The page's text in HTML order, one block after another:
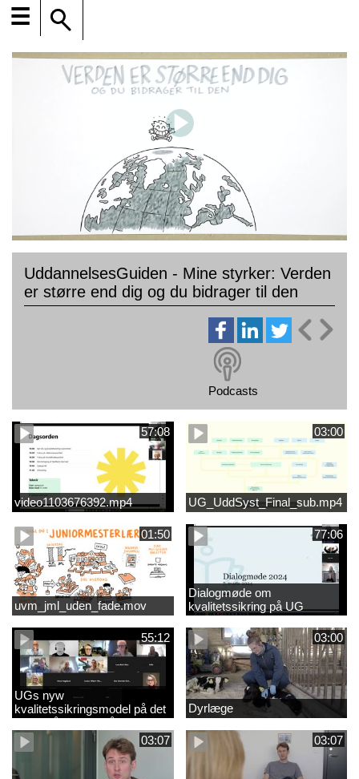
☰
UddannelsesGuiden - Mine styrker: Verden
er større end dig og du bidrager til den
Podcasts
57:08
video1103676392.mp4
03:00
UG_UddSyst_Final_sub.mp4
01:50
uvm_jml_uden_fade.mov
77:06
Dialogmøde om
kvalitetssikring på UG
55:12
UGs nyw
kvalitetssikringsmodel på det
videregående område
03:00
Dyrlæge
03:07 03:07